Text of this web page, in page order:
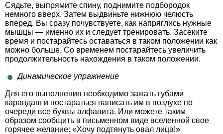
Сядьте, выпрямите спину, поднимите подбородок
немного вверх. Затем выдвиньте нижнюю челюсть
вперед. Вы сразу почувствуете, как напряглись нужные
мышцы — именно их и следует тренировать. Засеките
время и постарайтесь оставаться в таком положении как
можно больше. Со временем постарайтесь увеличить
продолжительность нахождения в таком положении.
Динамическое упражнение
Для его выполнения необходимо зажать губами
карандаш и постараться написать им в воздухе по
очереди все буквы алфавита. Или можете таким
образом сообщить в письменном виде вселенной свое
горячее желание: «Хочу подтянуть овал лица!»